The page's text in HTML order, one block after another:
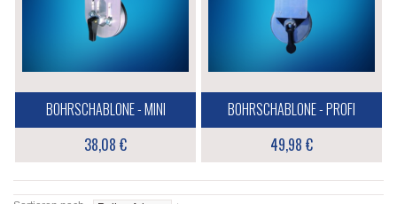
BOHRSCHABLONE - MINI
38,08 €
BOHRSCHABLONE - PROFI
49,98 €